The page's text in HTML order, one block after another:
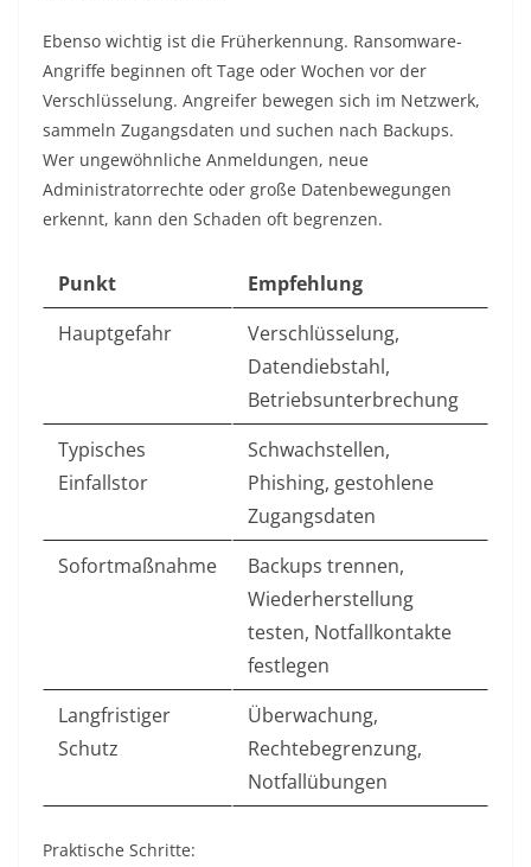
Ebenso wichtig ist die Früherkennung. Ransomware-
Angriffe beginnen oft Tage oder Wochen vor der
Verschlüsselung. Angreifer bewegen sich im Netzwerk,
sammeln Zugangsdaten und suchen nach Backups.
Wer ungewöhnliche Anmeldungen, neue
Administratorrechte oder große Datenbewegungen
erkennt, kann den Schaden oft begrenzen.
Punkt
Empfehlung
Hauptgefahr
Verschlüsselung,
Datendiebstahl,
Betriebsunterbrechung
Typisches
Einfallstor
Schwachstellen,
Phishing, gestohlene
Zugangsdaten
Sofortmaßnahme
Backups trennen,
Wiederherstellung
testen, Notfallkontakte
festlegen
Langfristiger
Schutz
Überwachung,
Rechtebegrenzung,
Notfallübungen
Praktische Schritte: